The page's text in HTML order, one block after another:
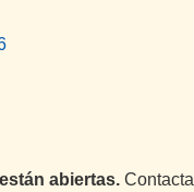
abiertas.